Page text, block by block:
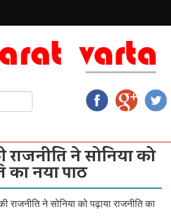
राजनीति ने सोनिया को
का नया पाठ
राजनीति ने सोनिया को पढ़ाया राजनीति का